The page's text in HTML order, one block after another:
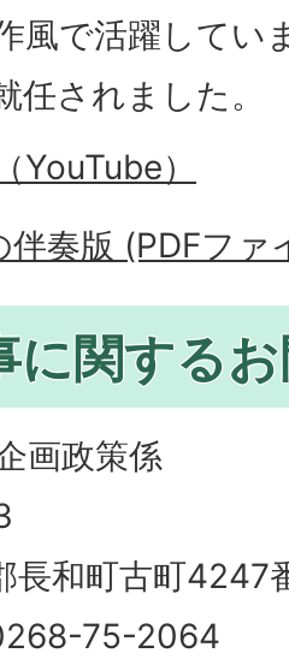
風で活躍してい
任されました。
YouTube）
伴奏版 (PDFファ
に関する
画政策係
長和町古町4247
75-2064